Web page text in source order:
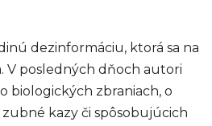
dezinformáciu, ktorá sa na
V posledných dňoch autori
biologických zbraniach, o
kazy či spôsobujúcich